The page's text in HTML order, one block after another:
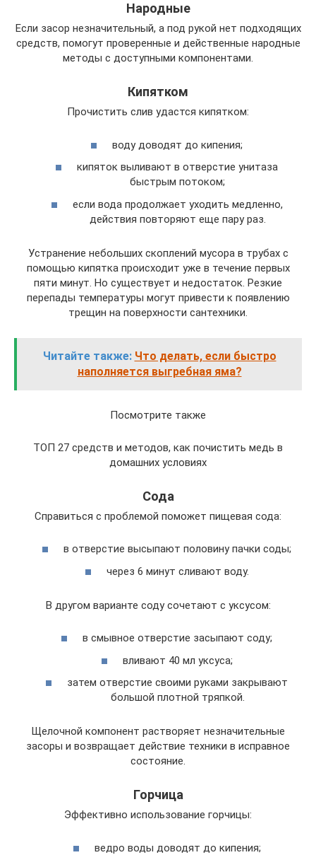
Народные
Если засор незначительный, а под рукой нет подходящих
средств, помогут проверенные и действенные народные
методы с доступными компонентами.
Кипятком
Прочистить слив удастся кипятком:
воду доводят до кипения;
кипяток выливают в отверстие унитаза
быстрым потоком;
если вода продолжает уходить медленно,
действия повторяют еще пару раз.
Устранение небольших скоплений мусора в трубах с
помощью кипятка происходит уже в течение первых
пяти минут. Но существует и недостаток. Резкие
перепады температуры могут привести к появлению
трещин на поверхности сантехники.
Читайте также: Что делать, если быстро
наполняется выгребная яма?
Посмотрите также
ТОП 27 средств и методов, как почистить медь в
домашних условиях
Сода
Справиться с проблемой поможет пищевая сода:
в отверстие высыпают половину пачки соды;
через 6 минут сливают воду.
В другом варианте соду сочетают с уксусом:
в смывное отверстие засыпают соду;
вливают 40 мл уксуса;
затем отверстие своими руками закрывают
большой плотной тряпкой.
Щелочной компонент растворяет незначительные
засоры и возвращает действие техники в исправное
состояние.
Горчица
Эффективно использование горчицы:
ведро воды доводят до кипения;